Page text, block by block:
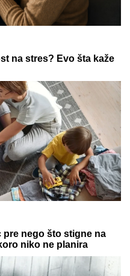
na stres? Evo šta kaže
pre nego što stigne na
niko ne planira